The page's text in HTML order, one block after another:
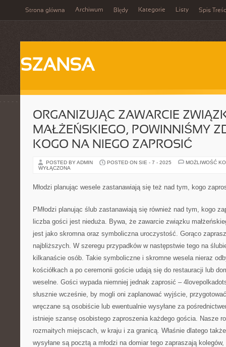
Strona główna Archiwum Błędy Kategorie Listy Spis
SZANSA
ORGANIZUJĄC ZAWARCIE
MAŁŻEŃSKIEGO, POWINNIŚMY
KOGO NA NIEGO ZAPROSIĆ
POSTED BY ADMIN POSTED ON SIE - 7 - 2025
MOŻLIWOŚĆ
WYŁĄCZONA
Młodzi planując wesele zastanawiają się też nad tym, kogo
PMłodzi planując ślub zastanawiają się również nad tym, kogo
liczba gości jest nieduża. Bywa, że zawarcie związku
jest jako skromna oraz symboliczna uroczystość. Gorąco
najbliższych. W szeregu przypadków w następstwie tego na
kilkanaście osób. Takie symboliczne i skromne wesela nieraz
kościółkach a po ceremonii goście udają się do restauracji lub
weselne. Gości wypada niemniej jednak zaprosić –
słusznie wcześnie, by mogli oni zaplanować wyjście,
wręczane są osobiście lub ewentualnie wysyłane za
istnieje szansę osobistego zaproszenia każdego gościa. Nasze
rozmaitych miejscach, w kraju i za granicą. Właśnie dlatego
wysyłane są pocztą a młodzi na domiar tego zapraszają